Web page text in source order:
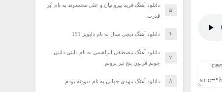
دانلود آهنگ فرید پیروانیان و علی محمدوند به نام اَبَر
قدرت
دانلود آهنگ دیجی سال به نام دابویز 151
دانلود آهنگ مصطفی ابراهیمی به نام داینی داینی
جونم قربون پنج تیر پرونم
دانلود آهنگ مهدی جهانی به نام دیوونه بودم